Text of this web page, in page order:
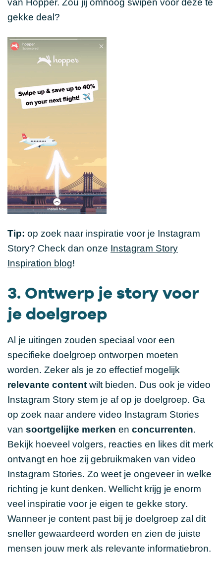
gekke deal?
Tip: op zoek naar inspiratie voor je Instagram
Story? Check dan onze Instagram Story
Inspiration blog!
3. Ontwerp je story voor
je doelgroep
Al je uitingen zouden speciaal voor een
specifieke doelgroep ontworpen moeten
worden. Zeker als je zo effectief mogelijk
relevante content wilt bieden. Dus ook je video
Instagram Story stem je af op je doelgroep. Ga
op zoek naar andere video Instagram Stories
van soortgelijke merken en concurrenten.
Bekijk hoeveel volgers, reacties en likes dit merk
ontvangt en hoe zij gebruikmaken van video
Instagram Stories. Zo weet je ongeveer in welke
richting je kunt denken. Wellicht krijg je enorm
veel inspiratie voor je eigen te gekke story.
Wanneer je content past bij je doelgroep zal dit
sneller gewaardeerd worden en zien de juiste
mensen jouw merk als relevante informatiebron.